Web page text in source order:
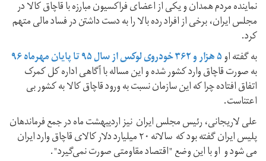
نماینده مردم همدان و یکی از اعضای فراکسیون مبارزه با قاچاق کالا در
مجلس ایران، برخی از افراد رده بالا را به دست داشتن در فساد مالی متهم
کرد.
به گفته او۵ هزار و ۳۶۲ خودروی لوکس از سال ۹۵ تا پایان مهرماه ۹۶
به صورت قاچاق وارد کشور شده و این مساله با آگاهی اداره کل کمرک
اتفاق افتاده چرا که این سازمان نسبت به ورود قاچاق کالا به کشور بی
اعتناست.
علی لاریجانی، رئیس مجلس ایران نیز اردیبهشت ماه در جمع فرماندهان
پلیس ایران گفته بود که سالانه ۲۰ میلیارد دلار کالای قاچاق وارد ایران
می شود و او با این وضع "اقتصاد مقاومتی صورت نمی‌گیرد".